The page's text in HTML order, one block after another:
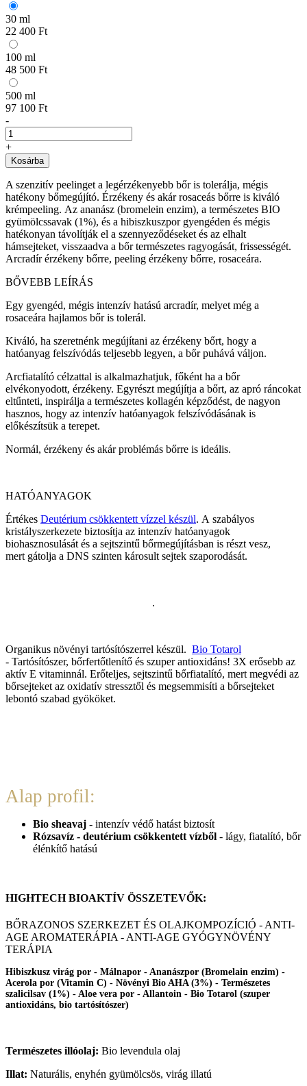
30 ml
22 400 Ft
100 ml
48 500 Ft
500 ml
97 100 Ft
-
+
Kosárba
A szenzitív peelinget a legérzékenyebb bőr is tolerálja, mégis
hatékony bőmegújító. Érzékeny és akár rosaceás bőrre is kiváló
krémpeeling. Az ananász (bromelein enzim), a természetes BIO
gyümölcssavak (1%), és a hibiszkuszpor gyengéden és mégis
hatékonyan távolítják el a szennyeződéseket és az elhalt
hámsejteket, visszaadva a bőr természetes ragyogását, frissességét.
Arcradír érzékeny bőrre, peeling érzékeny bőrre, rosaceára.
BŐVEBB LEÍRÁS
Egy gyengéd, mégis intenzív hatású arcradír, melyet még a
rosaceára hajlamos bőr is tolerál.
Kiváló, ha szeretnénk megújítani az érzékeny bőrt, hogy a
hatóanyag felszívódás teljesebb legyen, a bőr puhává váljon.
Arcfiatalító célzattal is alkalmazhatjuk, főként ha a bőr
elvékonyodott, érzékeny. Egyrészt megújítja a bőrt, az apró ráncokat
eltűnteti, inspirálja a természetes kollagén képződést, de nagyon
hasznos, hogy az intenzív hatóanyagok felszívódásának is
előkészítsük a terepet.
Normál, érzékeny és akár problémás bőrre is ideális.
HATÓANYAGOK
Értékes Deutérium csökkentett vízzel készül. A szabályos
kristályszerkezete biztosítja az intenzív hatóanyagok
biohasznosulását és a sejtszintű bőrmegújításban is részt vesz,
mert gátolja a DNS szinten károsult sejtek szaporodását.
.
Organikus növényi tartósítószerrel készül. Bio Totarol
- Tartósítószer, bőrfertőtlenítő és szuper antioxidáns! 3X erősebb az
aktív E vitaminnál. Erőteljes, sejtszintű bőrfiatalító, mert megvédi az
bőrsejteket az oxidatív stressztől és megsemmisíti a bőrsejteket
lebontó szabad gyököket.
Alap profil:
Bio sheavaj - intenzív védő hatást biztosít
Rózsavíz - deutérium csökkentett vízből - lágy, fiatalító, bőr
élénkítő hatású
HIGHTECH BIOAKTÍV ÖSSZETEVŐK:
BŐRAZONOS SZERKEZET ÉS OLAJKOMPOZÍCIÓ - ANTI-
AGE AROMATERÁPIA - ANTI-AGE GYÓGYNÖVÉNY
TERÁPIA
Hibiszkusz virág por - Málnapor - Ananászpor (Bromelain enzim) -
Acerola por (Vitamin C) - Növényi Bio AHA (3%) - Természetes
szalicilsav (1%) - Aloe vera por - Allantoin - Bio Totarol (szuper
antioxidáns, bio tartósítószer)
Természetes illóolaj: Bio levendula olaj
Illat: Naturális, enyhén gyümölcsös, virág illatú